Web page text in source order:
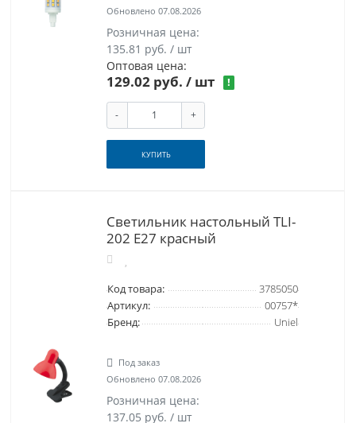
Обновлено 07.08.2026
Розничная цена:
135.81 руб. / шт
Оптовая цена:
129.02 руб. / шт !
- +
КУПИТЬ
Светильник настольный TLI-
202 Е27 красный
Код товара:
3785050
Артикул:
00757*
Бренд:
Uniel
Под заказ
Обновлено 07.08.2026
Розничная цена:
137.05 руб. / шт